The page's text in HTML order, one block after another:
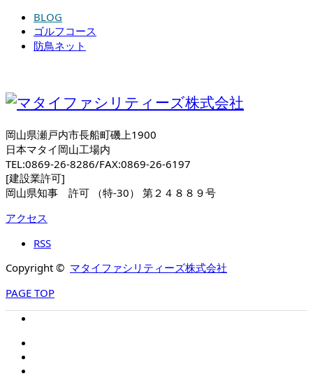
BLOG
ゴルフコース
防鳥ネット
岡山県瀬戸内市長船町磯上1900
日本マタイ岡山工場内
TEL:0869-26-8286/FAX:0869-26-6197
[建設業許可]
岡山県知事 許可 （特-30） 第２４８８９号
アクセス
RSS
Copyright © マタイファシリティーズ株式会社
PAGE TOP